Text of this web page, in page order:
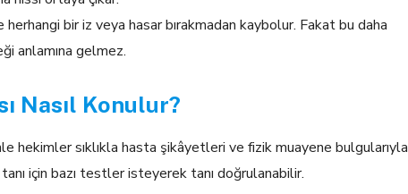
bir iz veya hasar bırakmadan kaybolur. Fakat bu daha
anlamına gelmez.
Nasıl Konulur?
hekimler sıklıkla hasta şikâyetleri ve fizik muayene bulgularıyla
için bazı testler isteyerek tanı doğrulanabilir.